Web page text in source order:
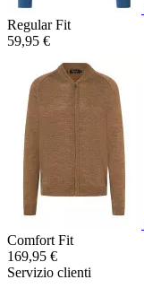
Regular Fit
59,95 €
Comfort Fit
169,95 €
Servizio clienti